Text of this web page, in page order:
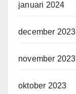
januari 2024
december 2023
november 2023
oktober 2023